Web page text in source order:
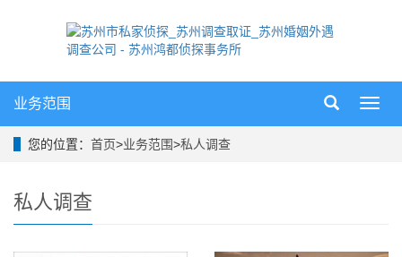
导
业务范围
您的位置： 首页>业务范围>私人调查
私人调查